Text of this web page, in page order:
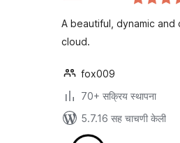
A beautiful, dynamic and
cloud.
fox009
70+ सक्रिय स्थापना
5.7.16 सह चाचणी केली